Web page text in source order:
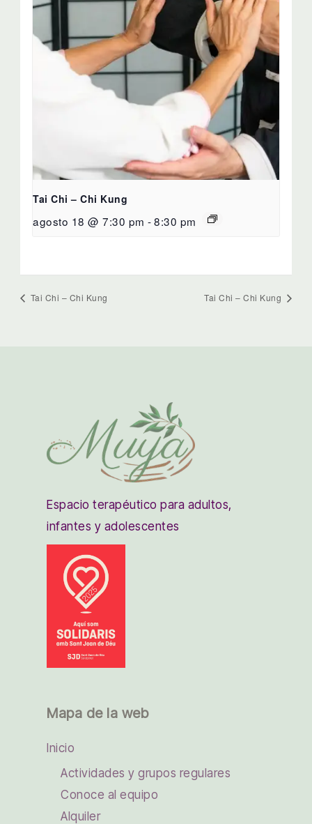
Tai Chi – Chi Kung
agosto 18 @ 7:30 pm -8:30 pm
Tai Chi – Chi Kung Tai Chi – Chi Kung
Espacio terapéutico para adultos,
infantes y adolescentes
Mapa de la web
Inicio
Actividades y grupos regulares
Conoce al equipo
Alquiler